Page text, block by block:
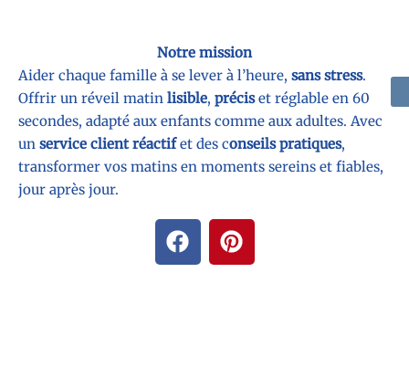
Notre mission
Aider chaque famille à se lever à l’heure, sans stress.
Offrir un réveil matin lisible, préciset réglable en 60
secondes, adapté aux enfants comme aux adultes. Avec
un service client réactifet des conseils pratiques,
transformer vos matins en moments sereins et fiables,
jour après jour.